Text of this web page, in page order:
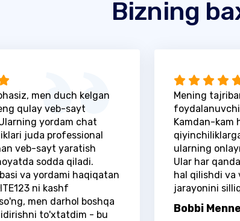
Bizning
men duch kelgan
qulay veb-sayt
yordam chat
juda professional
veb-sayt yaratish
sodda qiladi.
va yordami haqiqatan
ni kashf
men darhol boshqa
to'xtatdim - bu
Mening
Kamdan-kam
ularning
Ular har
hal qilishdi
jarayonini
Bobbi